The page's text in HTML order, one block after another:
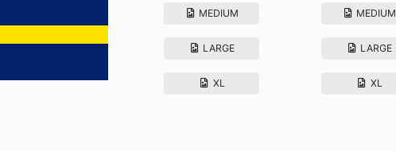
MEDIUM
LARGE
XL
MEDIUM
LARGE
XL